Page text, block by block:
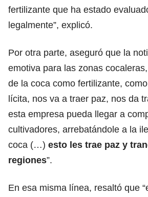
fertilizante que ha estado
legalmente”, explicó.
Por otra parte, aseguró que la
emotiva para las zonas
de la coca como fertilizante,
lícita, nos va a traer paz, nos da
esta empresa pueda llegar a
cultivadores, arrebatándole a la
coca (…) esto les trae paz y
regiones”.
En esa misma línea, resaltó que